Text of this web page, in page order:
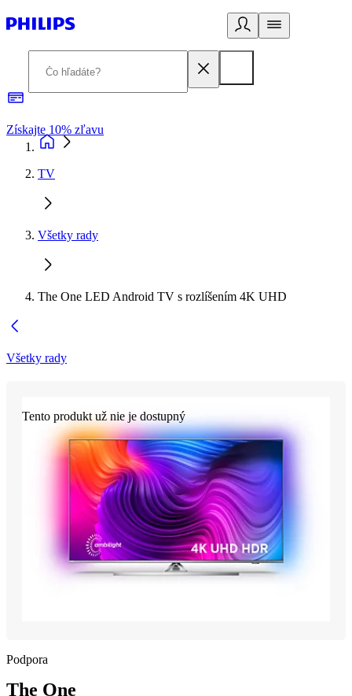
Získajte 10% zľavu
TV
Všetky rady
The One LED Android TV s rozlíšením 4K UHD
Všetky rady
Tento produkt už nie je dostupný
Podpora
The One